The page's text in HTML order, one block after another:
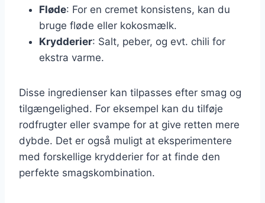
Fløde: For en cremet konsistens, kan du
bruge fløde eller kokosmælk.
Krydderier: Salt, peber, og evt. chili for
ekstra varme.
Disse ingredienser kan tilpasses efter smag og
tilgængelighed. For eksempel kan du tilføje
rodfrugter eller svampe for at give retten mere
dybde. Det er også muligt at eksperimentere
med forskellige krydderier for at finde den
perfekte smagskombination.